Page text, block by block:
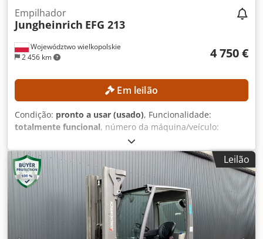
Województwo wielkopolskie
2 456 km
Empilhador
Jungheinrich EFG 213
4 750 €
Em leilão
Condição: pronto a usar (usado), Funcionalidade:
totalmente funcional, número da máquina/veículo:
2021
17 268 h, altura de elevação:4 700 mm, elevação livre:
1 535 mm
, tipo de mastro:
, altura de construção:
2 125 mm
, Equipamento:deslocamento lateral, Sem
preço mínimo – venda garantida ao melhor lance!
DETALHES TÉCNICOS Dsdpfx Akszrlv Eswskr Altura de
elevação: 4.700 mm Altura total: 2.125 mm Elevação livre:
1.535 mm DETALHES DA MÁQUINA Tipo de mastro: Mastro
Leilão